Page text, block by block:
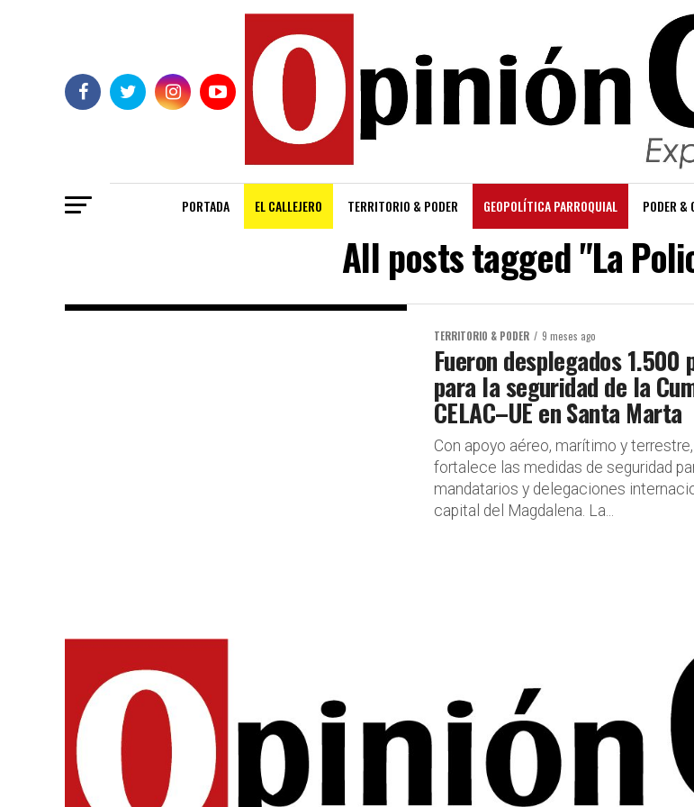
PORTADA EL CALLEJERO TERRITORIO & PODER GEOPOLÍTICA PARROQUIAL PODER &
All posts tagged "La
TERRITORIO & PODER 9 meses ago
Fueron desplegados 1.500
para la seguridad de la
CELAC–UE en Santa Marta
Con apoyo aéreo, marítimo y
fortalece las medidas de seguridad
mandatarios y delegaciones
capital del Magdalena. La...